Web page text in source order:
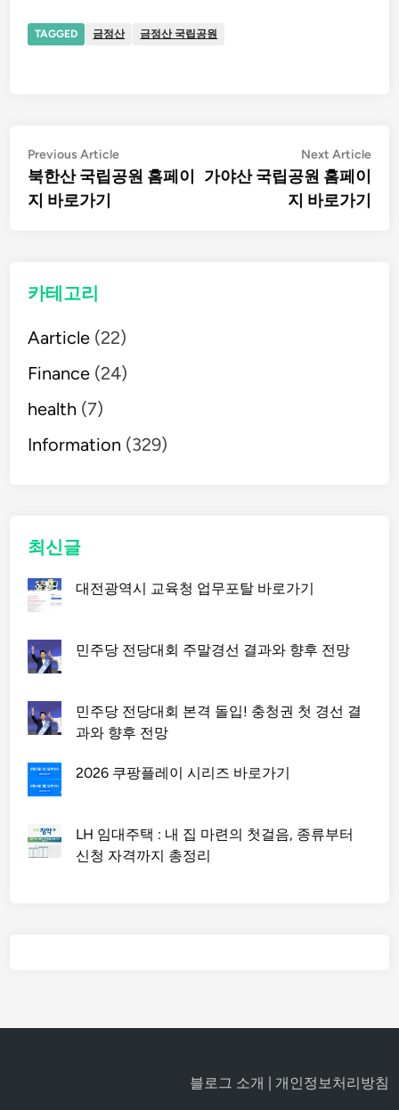
TAGGED 금정산 금정산 국립공원
글
탐
Previous ArticlePrevious
article:
북한산 국립공원 홈페이
지 바로가기
Next Article
가야산 국립공원 홈페이
지 바로가기
카테고리
Aarticle (22)
Finance (24)
health (7)
Information (329)
최신글
대전광역시 교육청 업무포탈 바로가기
민주당 전당대회 주말경선 결과와 향후 전망
민주당 전당대회 본격 돌입! 충청권 첫 경선 결
과와 향후 전망
2026 쿠팡플레이 시리즈 바로가기
LH 임대주택 : 내 집 마련의 첫걸음, 종류부터
신청 자격까지 총정리
블로그 소개 | 개인정보처리방침